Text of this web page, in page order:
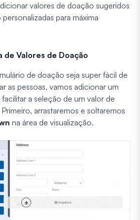
valores de doação sugeridos
para máxima
de Valores de Doação
de doação seja super fácil de
as pessoas, vamos adicionar um
a seleção de um valor de
arrastaremos e soltaremos
na área de visualização.